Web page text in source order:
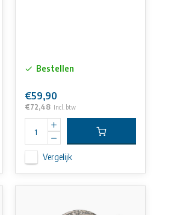
Bestellen
€59,90
€72,48 Incl. btw
Vergelijk